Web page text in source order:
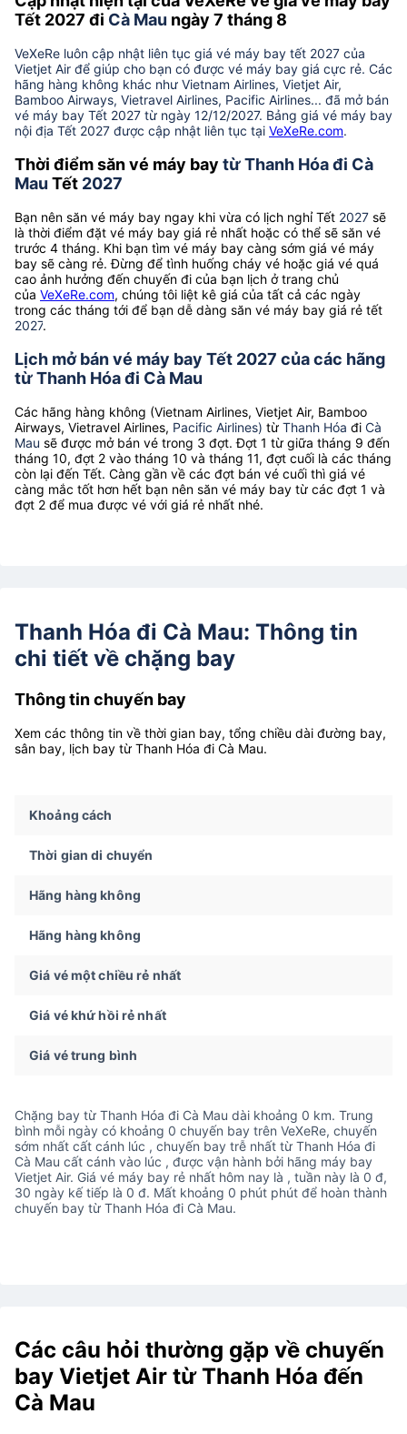
Tết 2027 đi Cà Mau ngày 7 tháng 8
VeXeRe luôn cập nhật liên tục giá vé máy bay tết 2027 của
Vietjet Air để giúp cho bạn có được vé máy bay giá cực rẻ. Các
hãng hàng không khác như Vietnam Airlines, Vietjet Air,
Bamboo Airways, Vietravel Airlines, Pacific Airlines... đã mở bán
vé máy bay Tết 2027 từ ngày 12/12/2027. Bảng giá vé máy bay
nội địa Tết 2027 được cập nhật liên tục tại VeXeRe.com.
Thời điểm săn vé máy bay từ Thanh Hóa đi Cà
Mau Tết 2027
Bạn nên săn vé máy bay ngay khi vừa có lịch nghỉ Tết 2027 sẽ
là thời điểm đặt vé máy bay giá rẻ nhất hoặc có thể sẽ săn vé
trước 4 tháng. Khi bạn tìm vé máy bay càng sớm giá vé máy
bay sẽ càng rẻ. Đừng để tình huống cháy vé hoặc giá vé quá
cao ảnh hưởng đến chuyến đi của bạn lịch ở trang chủ
của VeXeRe.com, chúng tôi liệt kê giá của tất cả các ngày
trong các tháng tới để bạn dễ dàng săn vé máy bay giá rẻ tết
2027.
Lịch mở bán vé máy bay Tết 2027 của các hãng
từ Thanh Hóa đi Cà Mau
Các hãng hàng không (Vietnam Airlines, Vietjet Air, Bamboo
Airways, Vietravel Airlines, Pacific Airlines) từ Thanh Hóa đi Cà
Mau sẽ được mở bán vé trong 3 đợt. Đợt 1 từ giữa tháng 9 đến
tháng 10, đợt 2 vào tháng 10 và tháng 11, đợt cuối là các tháng
còn lại đến Tết. Càng gần về các đợt bán vé cuối thì giá vé
càng mắc tốt hơn hết bạn nên săn vé máy bay từ các đợt 1 và
đợt 2 để mua được vé với giá rẻ nhất nhé.
Thanh Hóa đi Cà Mau: Thông tin
chi tiết về chặng bay
Thông tin chuyến bay
Xem các thông tin về thời gian bay, tổng chiều dài đường bay,
sân bay, lịch bay từ Thanh Hóa đi Cà Mau.
Khoảng cách
Thời gian di chuyển
Hãng hàng không
Hãng hàng không
Giá vé một chiều rẻ nhất
Giá vé khứ hồi rẻ nhất
Giá vé trung bình
Chặng bay từ Thanh Hóa đi Cà Mau dài khoảng 0 km. Trung
bình mỗi ngày có khoảng 0 chuyến bay trên VeXeRe, chuyến
sớm nhất cất cánh lúc , chuyến bay trễ nhất từ Thanh Hóa đi
Cà Mau cất cánh vào lúc , được vận hành bởi hãng máy bay
Vietjet Air. Giá vé máy bay rẻ nhất hôm nay là , tuần này là 0 đ,
30 ngày kế tiếp là 0 đ. Mất khoảng 0 phút phút để hoàn thành
chuyến bay từ Thanh Hóa đi Cà Mau.
Các câu hỏi thường gặp về chuyến
bay Vietjet Air từ Thanh Hóa đến
Cà Mau